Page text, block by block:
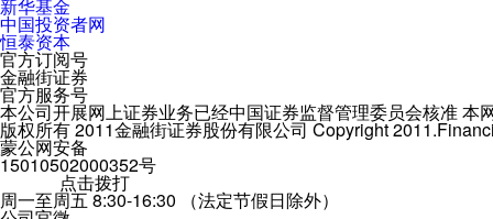
新华基金
中国投资者网
恒泰资本
官方订阅号
金融街证券
官方服务号
本公司开展网上证券业务已经中国证券监督管理委员会核准 本
版权所有 2011金融街证券股份有限公司 Copyright
蒙公网安备
15010502000352号
点击拨打
周一至周五 8:30-16:30 （法定节假日除外）